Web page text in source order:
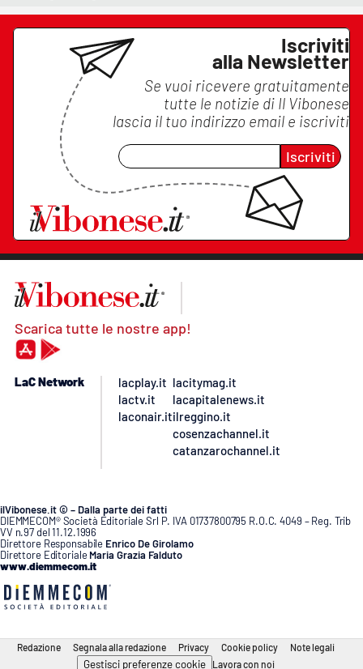
Iscriviti
alla Newsletter
Se vuoi ricevere gratuitamente
tutte le notizie di Il Vibonese
lascia il tuo indirizzo email e iscriviti
Iscriviti
Scarica tutte le nostre app!
LaC Network
lacplay.it
lactv.it
laconair.it
lacitymag.it
lacapitalenews.it
ilreggino.it
cosenzachannel.it
catanzarochannel.it
ilVibonese.it © – Dalla parte dei fatti
DIEMMECOM® Società Editoriale Srl P. IVA 01737800795 R.O.C. 4049 – Reg. Trib
VV n.97 del 11.12.1996
Direttore Responsabile Enrico De Girolamo
Direttore Editoriale Maria Grazia Falduto
www.diemmecom.it
Redazione Segnala alla redazione Privacy Cookie policy Note legali
Gestisci preferenze cookie Lavora con noi